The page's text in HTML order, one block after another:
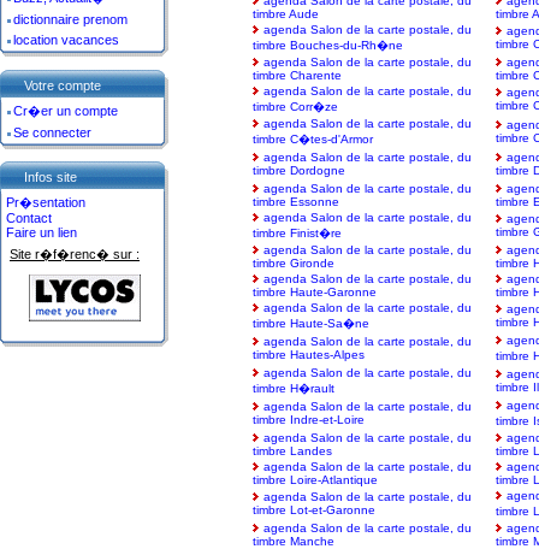
timbre Aude
timbre
agenda Salon de la carte postale, du
timbre Bouches-du-Rh�ne
timbre
agenda Salon de la carte postale, du
timbre Charente
timbre
agenda Salon de la carte postale, du
timbre Corr�ze
timbre
agenda Salon de la carte postale, du
timbre C�tes-d'Armor
timbre
agenda Salon de la carte postale, du
timbre Dordogne
timbre
agenda Salon de la carte postale, du
timbre Essonne
timbre
agenda Salon de la carte postale, du
timbre Finist�re
timbre
agenda Salon de la carte postale, du
timbre Gironde
timbre
agenda Salon de la carte postale, du
timbre Haute-Garonne
timbre
agenda Salon de la carte postale, du
timbre Haute-Sa�ne
timbre
agenda Salon de la carte postale, du
timbre Hautes-Alpes
timbre
agenda Salon de la carte postale, du
timbre H�rault
timbre
agenda Salon de la carte postale, du
timbre Indre-et-Loire
timbre
agenda Salon de la carte postale, du
timbre Landes
timbre
agenda Salon de la carte postale, du
timbre Loire-Atlantique
timbre
agenda Salon de la carte postale, du
timbre Lot-et-Garonne
timbre
agenda Salon de la carte postale, du
timbre Manche
timbre
dictionnaire prenom
location vacances
Votre compte
Cr�er un compte
Se connecter
Infos site
Pr�sentation
Contact
Faire un lien
Site r�f�renc� sur :